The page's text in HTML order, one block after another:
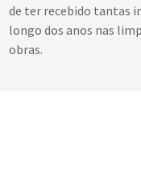
de ter recebido tantas
longo dos anos nas
obras.